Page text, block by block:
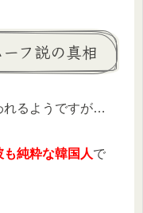
フ説の真相
れるようですが…
純粋な韓国人で